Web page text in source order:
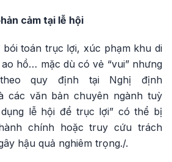
cảm tại lễ hội
toán trục lợi, xúc phạm khu di
hồ… mặc dù có vẻ “vui” nhưng
quy định tại Nghị định
các văn bản chuyên ngành tuỳ
lễ hội để trục lợi” có thể bị
chính hoặc truy cứu trách
hậu quả nghiêm trọng./.